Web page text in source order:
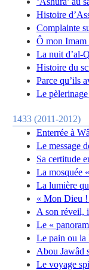
Histoire
Complainte
Ô mon Imam
La nuit d’al-
Histoire du
Parce qu’ils
Le
1433 (2011-2012)
Enterrée à
Le message
Sa certitude
La mosquée
La lumière
« Mon Dieu !
A son réveil,
Le «
Le pain ou la
Abou Jawâd
Le voyage